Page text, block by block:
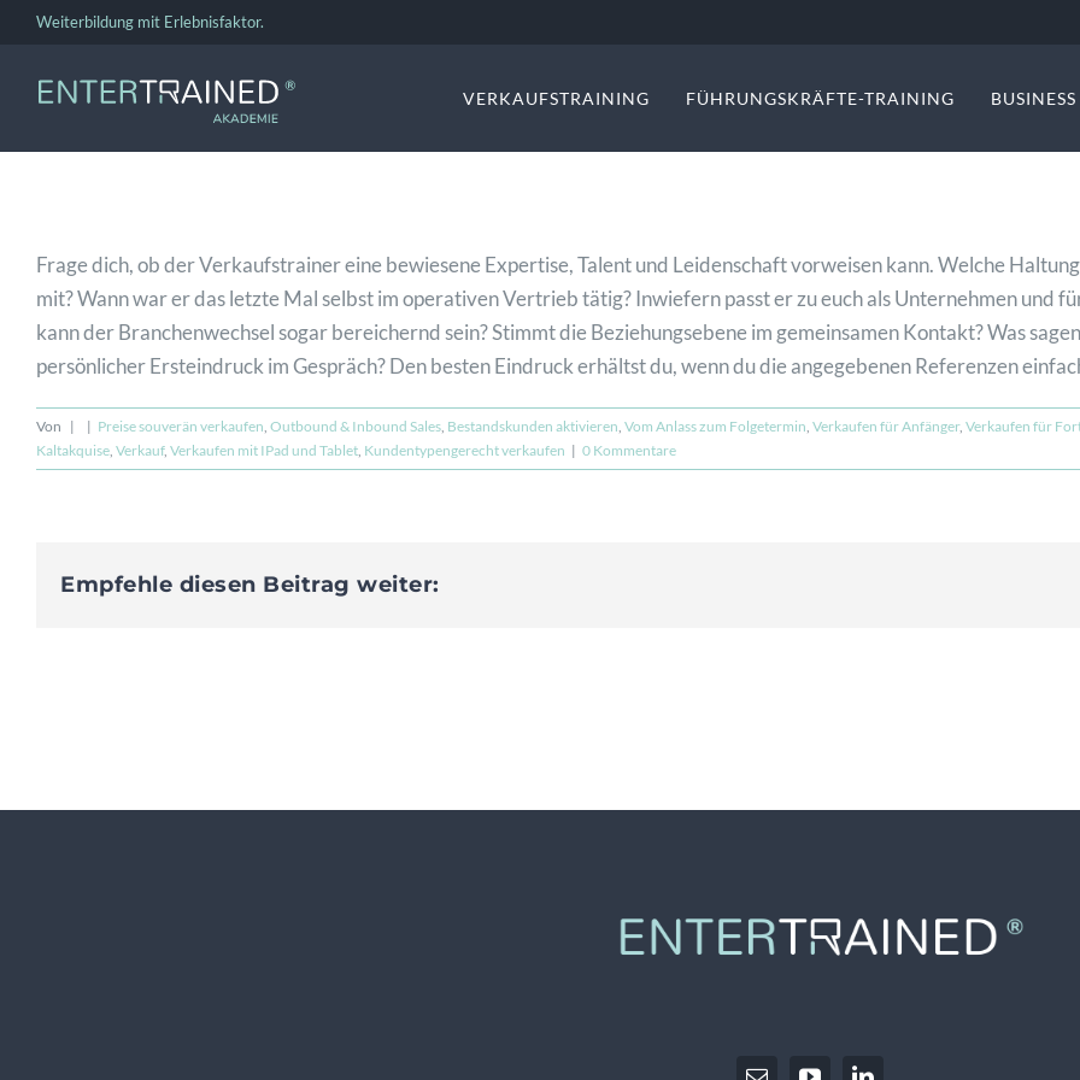
Zum
springen
Weiterbildung mit Erlebnisfaktor.
VERKAUFSTRAINING FÜHRUNGSKRÄFTE-TRAINING
Frage dich, ob der Verkaufstrainer eine bewiesene Expertise, Talent und Leidenschaft vorweisen kann. Welche
mit? Wann war er das letzte Mal selbst im operativen Vertrieb tätig? Inwiefern passt er zu euch als Unternehmen und
kann der Branchenwechsel sogar bereichernd sein? Stimmt die Beziehungsebene im gemeinsamen Kontakt? Was
persönlicher Ersteindruck im Gespräch? Den besten Eindruck erhältst du, wenn du die angegebenen Referenzen
Von | | Preise souverän verkaufen, Outbound & Inbound Sales, Bestandskunden aktivieren, Vom Anlass zum Folgetermin, Verkaufen für Anfänger, Verkaufen für
Kaltakquise, Verkauf, Verkaufen mit IPad und Tablet, Kundentypengerecht verkaufen | 0 Kommentare
Empfehle diesen Beitrag weiter: